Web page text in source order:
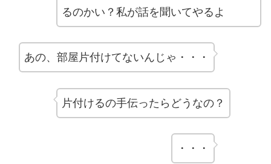
るのかい？私が話を聞いてやるよ
あの、部屋片付けてないんじゃ・・・
片付けるの手伝ったらどうなの？
・・・